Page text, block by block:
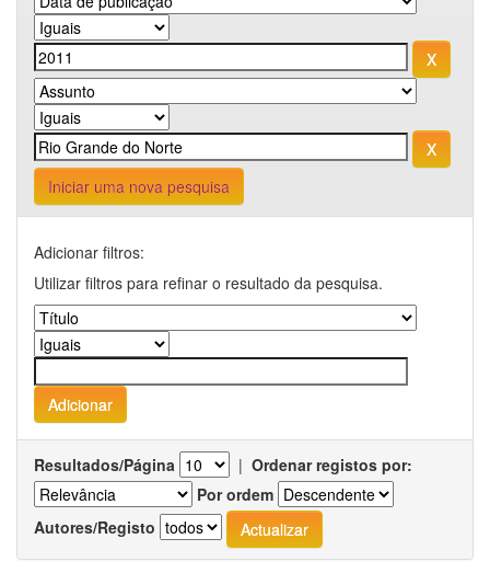
Iniciar uma nova pesquisa
Adicionar filtros:
Utilizar filtros para refinar o resultado da pesquisa.
Resultados/Página | Ordenar registos por:
Por ordem
Autores/Registo